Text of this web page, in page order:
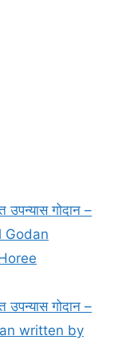
उपन्यास गोदान –
Godan
उपन्यास गोदान –
written by